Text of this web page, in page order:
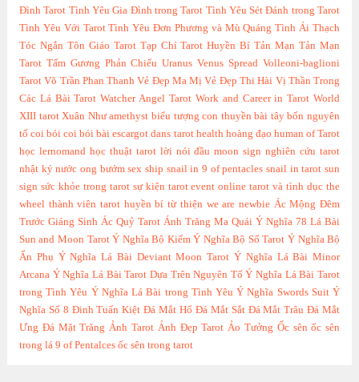
Đình Tarot Tình Yêu Gia Đình trong Tarot Tình Yêu Sét Đánh trong Tarot
Tình Yêu Với Tarot Tình Yêu Đơn Phương và Mù Quáng Tình Ái Thạch
Tóc Ngắn Tôn Giáo Tarot Tạp Chí Tarot Huyền Bí Tản Mạn Tản Mạn
Tarot Tấm Gương Phản Chiếu Uranus Venus Spread Volleoni-baglioni
Tarot Võ Trần Phan Thanh Vẻ Đẹp Ma Mị Vẻ Đẹp Thi Hài Vị Thần Trong
Các Lá Bài Tarot Watcher Angel Tarot Work and Career in Tarot World
XIII tarot Xuân Như amethyst biểu tượng con thuyền bài tây bốn nguyên
tố coi bói coi bói bài escargot dans tarot health hoàng đạo human of Tarot
học lernomand học thuật tarot lời nói đầu moon sign nghiên cứu tarot
nhật ký nước ong bướm sex ship snail in 9 of pentacles snail in tarot sun
sign sức khỏe trong tarot sự kiện tarot event online tarot và tình dục the
wheel thành viên tarot huyền bí từ thiện we are newbie Ác Mộng Đêm
Trước Giáng Sinh Ác Quỷ Tarot Ánh Trăng Ma Quái Ý Nghĩa 78 Lá Bài
Sun and Moon Tarot Ý Nghĩa Bộ Kiếm Ý Nghĩa Bộ Số Tarot Ý Nghĩa Bộ
Ẩn Phụ Ý Nghĩa Lá Bài Deviant Moon Tarot Ý Nghĩa Lá Bài Minor
Arcana Ý Nghĩa Lá Bài Tarot Dựa Trên Nguyên Tố Ý Nghĩa Lá Bài Tarot
trong Tình Yêu Ý Nghĩa Lá Bài trong Tình Yêu Ý Nghĩa Swords Suit Ý
Nghĩa Số 8 Đinh Tuấn Kiệt Đá Mắt Hổ Đá Mắt Sắt Đá Mắt Trâu Đá Mắt
Ưng Đá Mặt Trăng Ảnh Tarot Ảnh Đẹp Tarot Ảo Tưởng Ốc sên ốc sên
trong lá 9 of Pentalces ốc sên trong tarot